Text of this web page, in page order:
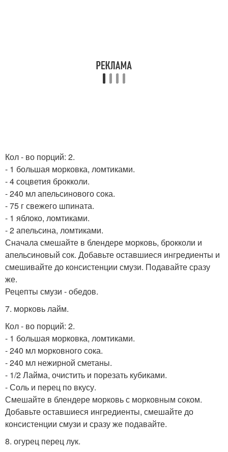
Кол - во порций: 2.
- 1 большая морковка, ломтиками.
- 4 соцветия брокколи.
- 240 мл апельсинового сока.
- 75 г свежего шпината.
- 1 яблоко, ломтиками.
- 2 апельсина, ломтиками.
Сначала смешайте в блендере морковь, брокколи и
апельсиновый сок. Добавьте оставшиеся ингредиенты и
смешивайте до консистенции смузи. Подавайте сразу
же.
Рецепты смузи - обедов.
7. морковь лайм.
Кол - во порций: 2.
- 1 большая морковка, ломтиками.
- 240 мл морковного сока.
- 240 мл нежирной сметаны.
- 1/2 Лайма, очистить и порезать кубиками.
- Соль и перец по вкусу.
Смешайте в блендере морковь с морковным соком.
Добавьте оставшиеся ингредиенты, смешайте до
консистенции смузи и сразу же подавайте.
8. огурец перец лук.